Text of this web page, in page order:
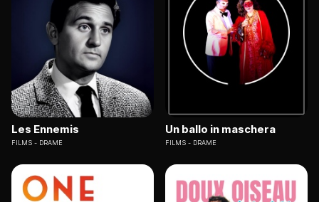
Les Ennemis
FILMS DRAME
Un ballo in maschera
FILMS DRAME